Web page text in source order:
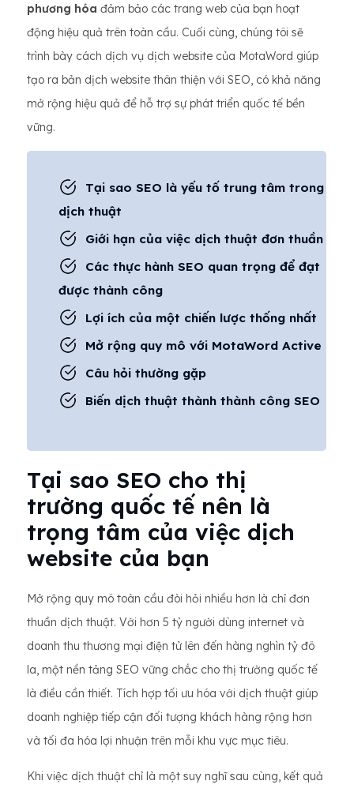
phương hóa đảm bảo các trang web của bạn hoạt
động hiệu quả trên toàn cầu. Cuối cùng, chúng tôi sẽ
trình bày cách dịch vụ dịch website của MotaWord giúp
tạo ra bản dịch website thân thiện với SEO, có khả năng
mở rộng hiệu quả để hỗ trợ sự phát triển quốc tế bền
vững.
Tại sao SEO là yếu tố trung tâm trong
dịch thuật
Giới hạn của việc dịch thuật đơn thuần
Các thực hành SEO quan trọng để đạt
được thành công
Lợi ích của một chiến lược thống nhất
Mở rộng quy mô với MotaWord Active
Câu hỏi thường gặp
Biến dịch thuật thành thành công SEO
Tại sao SEO cho thị
trường quốc tế nên là
trọng tâm của việc dịch
website của bạn
Mở rộng quy mô toàn cầu đòi hỏi nhiều hơn là chỉ đơn
thuần dịch thuật. Với hơn 5 tỷ người dùng internet và
doanh thu thương mại điện tử lên đến hàng nghìn tỷ đô
la, một nền tảng SEO vững chắc cho thị trường quốc tế
là điều cần thiết. Tích hợp tối ưu hóa với dịch thuật giúp
doanh nghiệp tiếp cận đối tượng khách hàng rộng hơn
và tối đa hóa lợi nhuận trên mỗi khu vực mục tiêu.
Khi việc dịch thuật chỉ là một suy nghĩ sau cùng, kết quả